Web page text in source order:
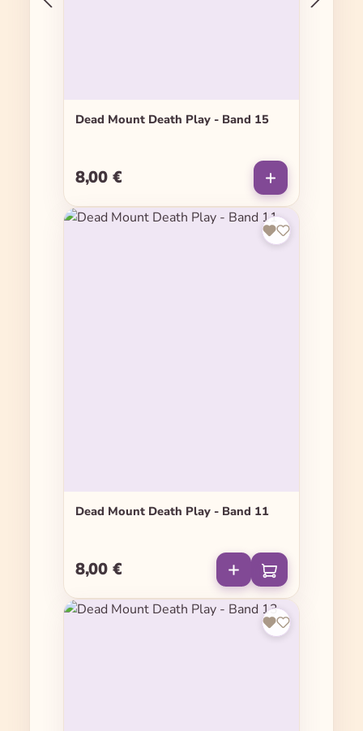
Dead Mount Death Play - Band 15
Regulärer Preis:
8,00 €
Dead Mount Death Play - Band 11
Regulärer Preis:
8,00 €